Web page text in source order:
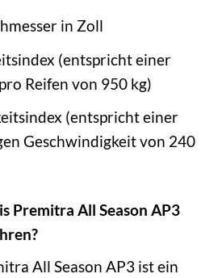
in Zoll
(entspricht einer
Reifen von 950 kg)
(entspricht einer
Geschwindigkeit von 240
Premitra All Season AP3
All Season AP3 ist ein